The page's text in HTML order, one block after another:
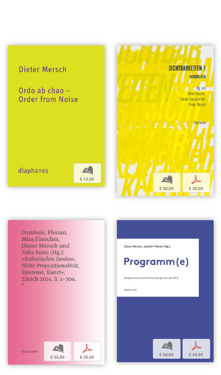
b
€ 12,00 b
€ 30,00
p
€ 30,00
b
€ 35,00
p
€ 35,00
b
€ 49,95
p
€ 49,95